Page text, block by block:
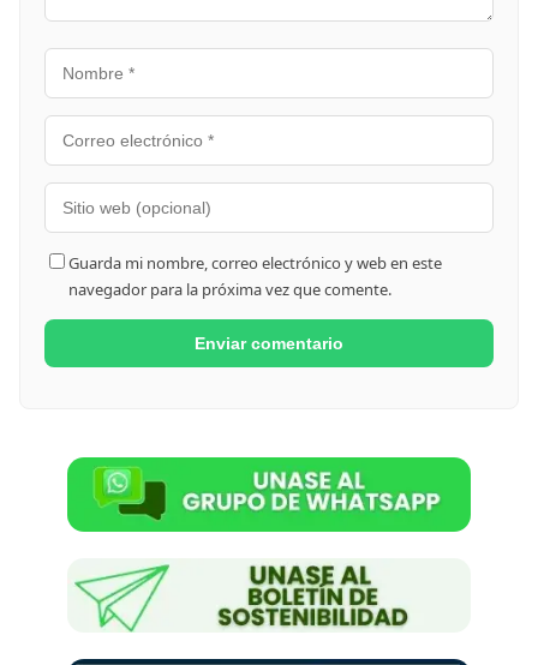
Guarda mi nombre, correo electrónico y web en este
navegador para la próxima vez que comente.